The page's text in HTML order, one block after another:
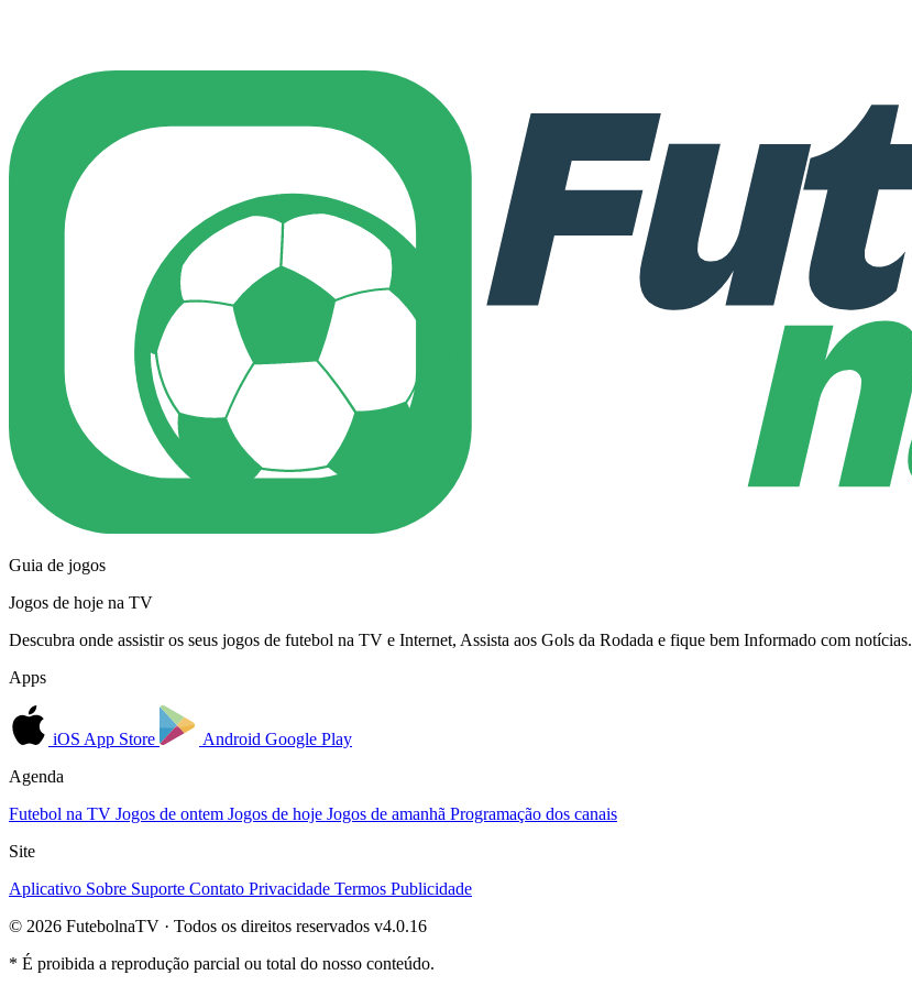
Guia de jogos
Jogos de hoje na TV
Descubra onde assistir os seus jogos de futebol na TV e Internet, Assista aos Gols da Rodada e fique bem Informado com notícias.
Apps
iOS App Store Android Google Play
Agenda
Futebol na TV Jogos de ontem Jogos de hoje Jogos de amanhã Programação dos canais
Site
Aplicativo Sobre Suporte Contato Privacidade Termos Publicidade
© 2026 FutebolnaTV · Todos os direitos reservados v4.0.16
* É proibida a reprodução parcial ou total do nosso conteúdo.